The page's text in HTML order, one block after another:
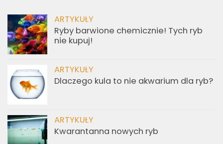
ARTYKUŁY
Ryby barwione chemicznie! Tych ryb
nie kupuj!
ARTYKUŁY
Dlaczego kula to nie akwarium dla ryb?
ARTYKUŁY
Kwarantanna nowych ryb